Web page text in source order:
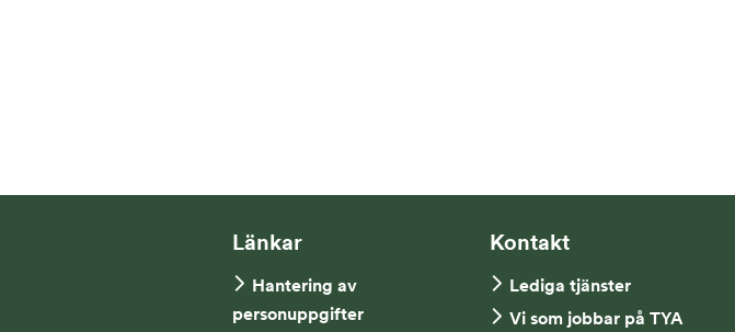
Länkar
Hantering av
personuppgifter
Kontakt
Lediga tjänster
Vi som jobbar på TYA